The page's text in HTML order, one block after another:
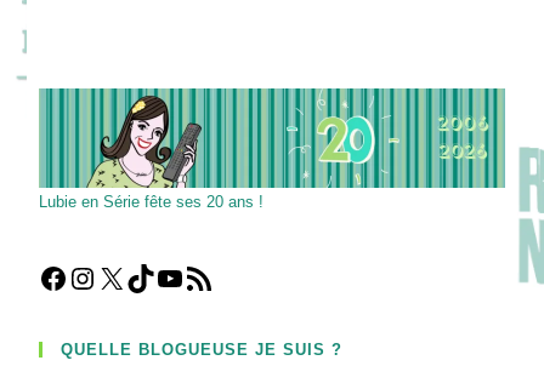
Lubie en Série fête ses 20 ans !
Facebook
Instagram
X TikTokYouTube
Flux RSS
QUELLE BLOGUEUSE JE SUIS ?